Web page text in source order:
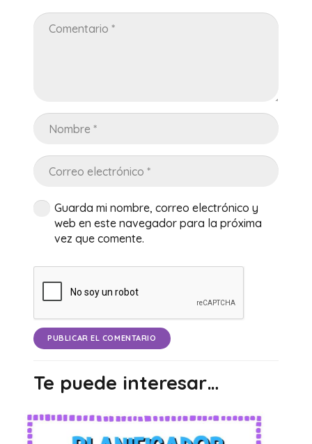
Guarda mi nombre, correo electrónico y
web en este navegador para la próxima
vez que comente.
PUBLICAR EL COMENTARIO
Te puede interesar…